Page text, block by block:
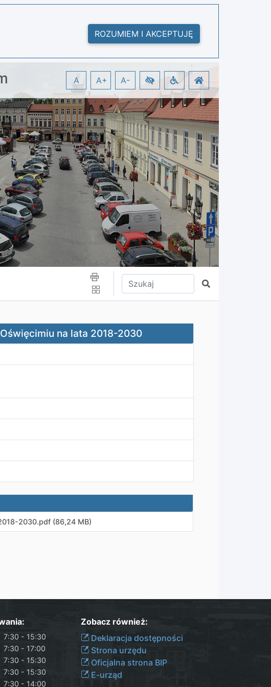
ROZUMIEM I AKCEPTUJĘ
A A+ A-
Wpisz tekst do wyszukania
Szukaj
2030 na lata 2018-2030
2030.pdf (86,24 MB)
7:30 - 15:30
7:30 - 17:00
7:30 - 15:30
7:30 - 15:30
7:30 - 14:00
Zobacz również:
Deklaracja dostępności
Strona urzędu
Oficjalna strona BIP
E-urząd